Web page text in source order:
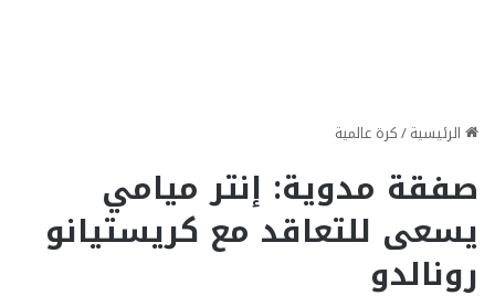
الرئيسية/كرة عالمية
صفقة مدوية: إنتر ميامي
يسعى للتعاقد مع كريستيانو
رونالدو